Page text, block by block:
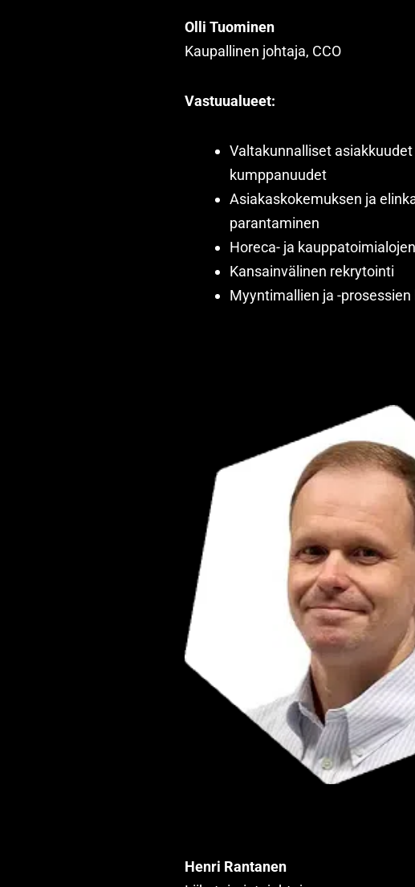
Olli Tuominen
Kaupallinen johtaja, CCO
Vastuualueet:
Valtakunnalliset asiakkuudet
kumppanuudet
Asiakaskokemuksen ja
parantaminen
Horeca- ja
Kansainvälinen rekrytointi
Myyntimallien ja -
Henri Rantanen